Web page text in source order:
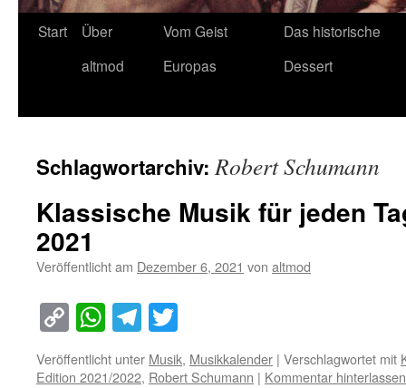
Start
Über
altmod
Vom Geist
Europas
Das historische
Dessert
Schlagwortarchiv:Robert Schumann
Klassische Musik für jeden
2021
Veröffentlicht am Dezember 6, 2021 von altmod
Copy
Link
WhatsApp
Telegram
Veröffentlicht unter Musik, Musikkalender | Verschlagwortet mit
Edition 2021/2022, Robert Schumann | Kommentar hinterlassen